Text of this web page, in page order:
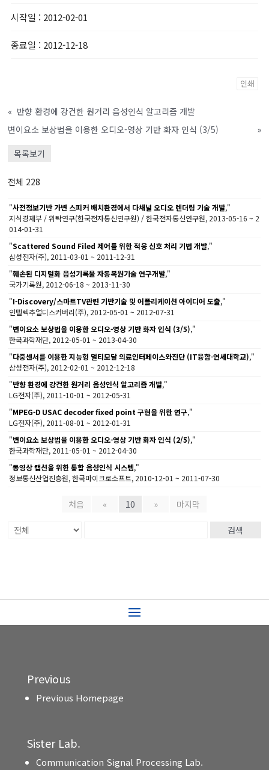
시작일 : 2012-02-01
종료일 : 2012-12-18
인쇄
« 반향 환경에 강건한 원거리 음성인식 알고리즘 개발
변이요소 보상법을 이용한 오디오-영상 기반 화자 인식 (3/5)
»
목록보기
전체 228
"사전정보기반 가변 스피커 배치환경에서 다채널 오디오 렌더링 기술 개발,"
지식경제부 / 위탁연구(한국전자통신연구원) / 한국전자통신연구원, 2013-05-16 ~ 2
014-01-31
"Scattered Sound Filed 제어를 위한 적응 신호 처리 기법 개발,"
삼성전자(주), 2011-03-01 ~ 2011-12-31
"훼손된 디지털화 음성기록물 자동복원기술 연구개발,"
국가기록원, 2012-06-18 ~ 2013-11-30
"I-Discovery/스마트TV관련 기반기술 및 어플리케이션 아이디어 도출,"
인텔렉추얼디스커버리(주), 2012-05-01 ~ 2012-07-31
"변이요소 보상법을 이용한 오디오-영상 기반 화자 인식 (3/5),"
한국과학재단, 2012-05-01 ~ 2013-04-30
"다중센서를 이용한 지능형 멀티모달 의료인터페이스와진단 (IT융합-연세대학교),"
삼성전자(주), 2012-02-01 ~ 2012-12-18
"반향 환경에 강건한 원거리 음성인식 알고리즘 개발,"
LG전자(주), 2011-10-01 ~ 2012-05-31
"MPEG-D USAC decoder fixed point 구현을 위한 연구,"
LG전자(주), 2011-08-01 ~ 2012-01-31
"변이요소 보상법을 이용한 오디오-영상 기반 화자 인식 (2/5),"
한국과학재단, 2011-05-01 ~ 2012-04-30
"동영상 캡션을 위한 통합 음성인식 시스템,"
정보통신산업진흥원, 한국마이크로소프트, 2010-12-01 ~ 2011-07-30
처음 « 10 » 마지막
검색
Previous
Previous Homepage
Sister Lab.
Communication Signal Processing Lab.